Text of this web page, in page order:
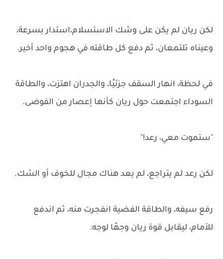
لكن ريان لم يكن على وشك الاستسلام،استدار بسرعة،
وعيناه تلتمعان، ثم دفع كل طاقته في هجوم واحد أخير.
في لحظة، انهار السقف جزئيًا، والجدران اهتزت، والطاقة
السوداء اجتمعت حول ريان كأنها إعصار من الفوضى.
"ستموت معي، رعد!"
لكن رعد لم يتراجع، لم يعد هناك مجال للخوف أو الشك.
رفع سيفه، والطاقة الفضية انفجرت منه، ثم اندفع
للأمام، ليقابل قوة ريان وجهًا لوجه.